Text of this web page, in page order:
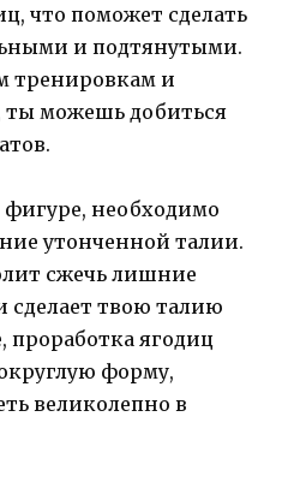
что поможет сделать
и подтянутыми.
тренировкам и
ты можешь добиться
фигуре, необходимо
утонченной талии.
сжечь лишние
сделает твою талию
проработка ягодиц
форму,
великолепно в